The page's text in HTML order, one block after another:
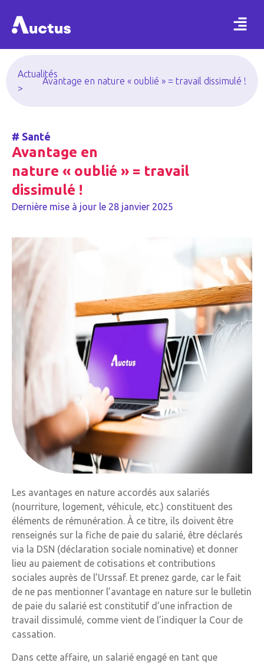
Actualités
>
Avantage en nature « oublié » = travail dissimulé !
# Santé
Avantage en
nature « oublié » = travail
dissimulé !
Dernière mise à jour le 28 janvier 2025
Les avantages en nature accordés aux salariés
(nourriture, logement, véhicule, etc.) constituent des
éléments de rémunération. À ce titre, ils doivent être
renseignés sur la fiche de paie du salarié, être déclarés
via la DSN (déclaration sociale nominative) et donner
lieu au paiement de cotisations et contributions
sociales auprès de l’Urssaf. Et prenez garde, car le fait
de ne pas mentionner l’avantage en nature sur le bulletin
de paie du salarié est constitutif d’une infraction de
travail dissimulé, comme vient de l’indiquer la Cour de
cassation.
Dans cette affaire, un salarié engagé en tant que